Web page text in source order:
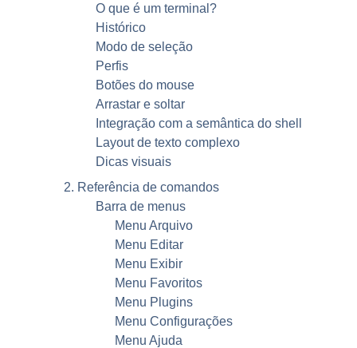
O que é um terminal?
Histórico
Modo de seleção
Perfis
Botões do mouse
Arrastar e soltar
Integração com a semântica do shell
Layout de texto complexo
Dicas visuais
2. Referência de comandos
Barra de menus
Menu Arquivo
Menu Editar
Menu Exibir
Menu Favoritos
Menu Plugins
Menu Configurações
Menu Ajuda